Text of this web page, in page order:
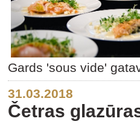
Gards 'sous vide'
31.03.2018
Četras